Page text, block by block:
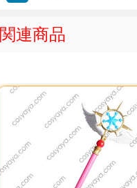
関連商品